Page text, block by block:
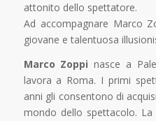
attonito dello spettatore.
Ad accompagnare Marco
giovane e talentuosa
Marco Zoppi nasce a
lavora a Roma. I primi
anni gli consentono di
mondo dello spettacolo.